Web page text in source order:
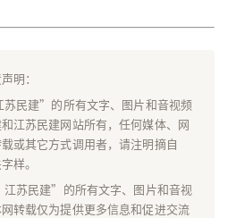
明：
民建”的所有文字、图片和音视频
江苏民建网站所有，任何媒体、网
或其它方式调用者，请注明摘自
样。
苏民建”的所有文字、图片和音视
转载仅为提供更多信息和促进交流